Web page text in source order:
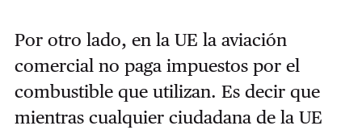
Por otro lado, en la UE la aviación
comercial no paga impuestos por el
combustible que utilizan. Es decir que
mientras cualquier ciudadana de la UE